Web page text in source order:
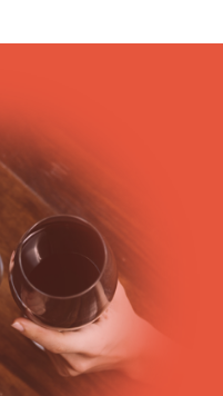
(AOC Saint Emilion,
Emilion Grand Cru
appellation sont issus de
nombreux et à
compose également
de Cabernet Sauvignon,
Carmenère ainsi que le
par le cahier des
Emilion et AOC St Emilion